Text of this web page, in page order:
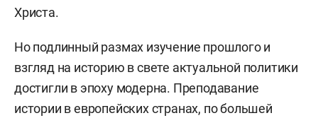
Христа.
Но подлинный размах изучение прошлого и
взгляд на историю в свете актуальной политики
достигли в эпоху модерна. Преподавание
истории в европейских странах, по большей